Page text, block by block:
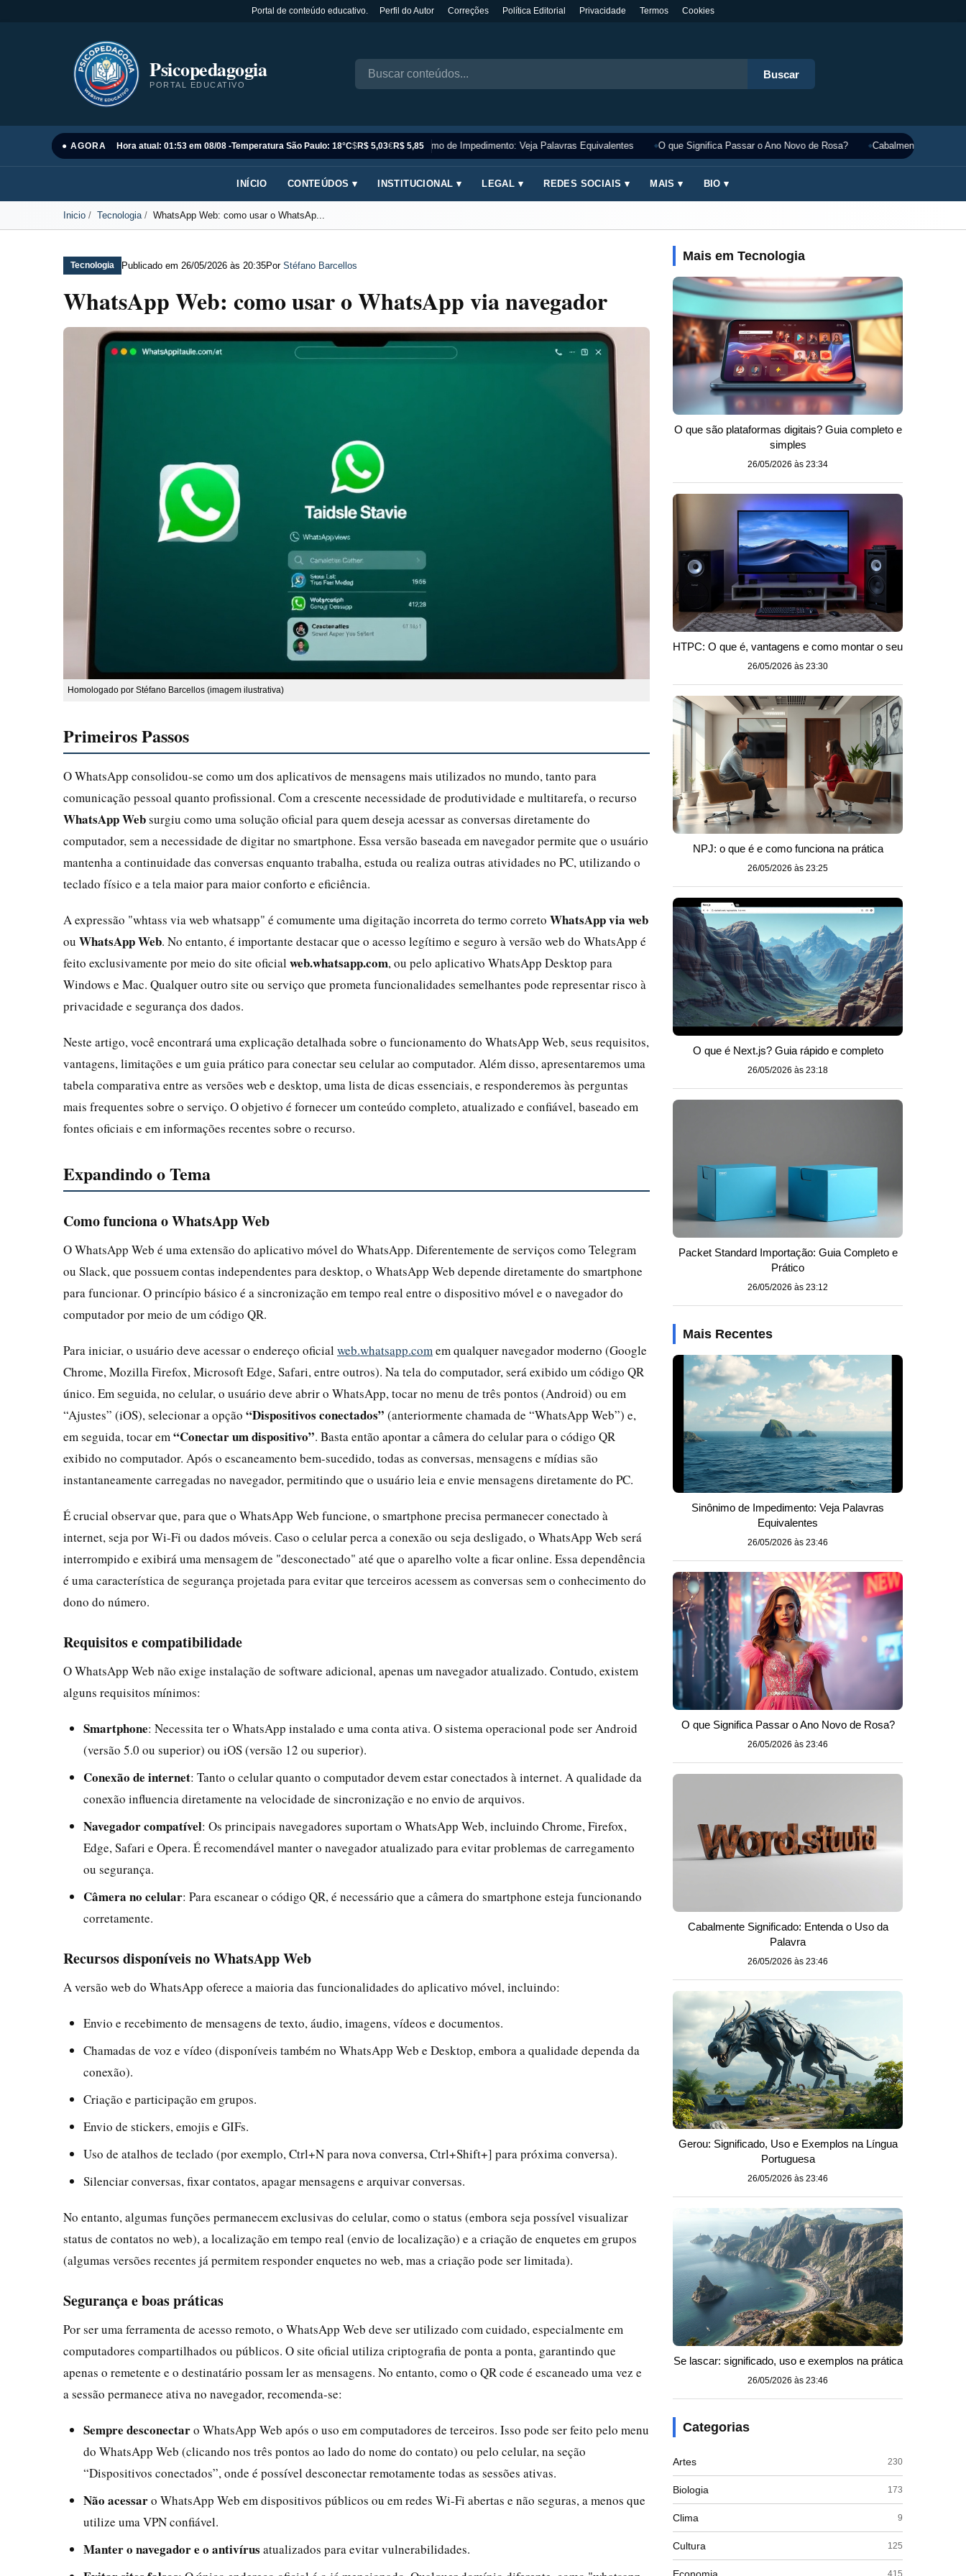
Portal de conteúdo educativo. Perfil do Autor Correções Política Editorial Privacidade Termos Cookies
Psicopedagogia
PORTAL EDUCATIVO
Buscar
● AGORA Hora atual: 01:53 em 08/08 -Temperatura São Paulo: 18°C$R$ 5,03€R$ 5,85
Sinônimo de Impedimento: Veja Palavras Equivalentes O que Significa Passar o Ano Novo de Rosa? Cabalmente
INÍCIO CONTEÚDOS ▾ INSTITUCIONAL ▾ LEGAL ▾ REDES SOCIAIS ▾ MAIS ▾ BIO ▾
Inicio Tecnologia WhatsApp Web: como usar o WhatsAp...
Tecnologia Publicado em 26/05/2026 às 20:35Por Stéfano Barcellos
WhatsApp Web: como usar o WhatsApp via navegador
Homologado por Stéfano Barcellos (imagem ilustrativa)
Primeiros Passos
O WhatsApp consolidou-se como um dos aplicativos de mensagens mais utilizados no mundo, tanto para
comunicação pessoal quanto profissional. Com a crescente necessidade de produtividade e multitarefa, o recurso
WhatsApp Websurgiu como uma solução oficial para quem deseja acessar as conversas diretamente do
computador, sem a necessidade de digitar no smartphone. Essa versão baseada em navegador permite que o usuário
mantenha a continuidade das conversas enquanto trabalha, estuda ou realiza outras atividades no PC, utilizando o
teclado físico e a tela maior para maior conforto e eficiência.
A expressão "whtass via web whatsapp" é comumente uma digitação incorreta do termo correto WhatsApp via web
ou WhatsApp Web. No entanto, é importante destacar que o acesso legítimo e seguro à versão web do WhatsApp é
feito exclusivamente por meio do site oficial web.whatsapp.com, ou pelo aplicativo WhatsApp Desktop para
Windows e Mac. Qualquer outro site ou serviço que prometa funcionalidades semelhantes pode representar risco à
privacidade e segurança dos dados.
Neste artigo, você encontrará uma explicação detalhada sobre o funcionamento do WhatsApp Web, seus requisitos,
vantagens, limitações e um guia prático para conectar seu celular ao computador. Além disso, apresentaremos uma
tabela comparativa entre as versões web e desktop, uma lista de dicas essenciais, e responderemos às perguntas
mais frequentes sobre o serviço. O objetivo é fornecer um conteúdo completo, atualizado e confiável, baseado em
fontes oficiais e em informações recentes sobre o recurso.
Expandindo o Tema
Como funciona o WhatsApp Web
O WhatsApp Web é uma extensão do aplicativo móvel do WhatsApp. Diferentemente de serviços como Telegram
ou Slack, que possuem contas independentes para desktop, o WhatsApp Web depende diretamente do smartphone
para funcionar. O princípio básico é a sincronização em tempo real entre o dispositivo móvel e o navegador do
computador por meio de um código QR.
Para iniciar, o usuário deve acessar o endereço oficial web.whatsapp.com em qualquer navegador moderno (Google
Chrome, Mozilla Firefox, Microsoft Edge, Safari, entre outros). Na tela do computador, será exibido um código QR
único. Em seguida, no celular, o usuário deve abrir o WhatsApp, tocar no menu de três pontos (Android) ou em
“Ajustes” (iOS), selecionar a opção “Dispositivos conectados” (anteriormente chamada de “WhatsApp Web”) e,
em seguida, tocar em “Conectar um dispositivo”. Basta então apontar a câmera do celular para o código QR
exibido no computador. Após o escaneamento bem-sucedido, todas as conversas, mensagens e mídias são
instantaneamente carregadas no navegador, permitindo que o usuário leia e envie mensagens diretamente do PC.
É crucial observar que, para que o WhatsApp Web funcione, o smartphone precisa permanecer conectado à
internet, seja por Wi-Fi ou dados móveis. Caso o celular perca a conexão ou seja desligado, o WhatsApp Web será
interrompido e exibirá uma mensagem de "desconectado" até que o aparelho volte a ficar online. Essa dependência
é uma característica de segurança projetada para evitar que terceiros acessem as conversas sem o conhecimento do
dono do número.
Requisitos e compatibilidade
O WhatsApp Web não exige instalação de software adicional, apenas um navegador atualizado. Contudo, existem
alguns requisitos mínimos:
Smartphone: Necessita ter o WhatsApp instalado e uma conta ativa. O sistema operacional pode ser Android
(versão 5.0 ou superior) ou iOS (versão 12 ou superior).
Conexão de internet: Tanto o celular quanto o computador devem estar conectados à internet. A qualidade da
conexão influencia diretamente na velocidade de sincronização e no envio de arquivos.
Navegador compatível: Os principais navegadores suportam o WhatsApp Web, incluindo Chrome, Firefox,
Edge, Safari e Opera. É recomendável manter o navegador atualizado para evitar problemas de carregamento
ou segurança.
Câmera no celular: Para escanear o código QR, é necessário que a câmera do smartphone esteja funcionando
corretamente.
Recursos disponíveis no WhatsApp Web
A versão web do WhatsApp oferece a maioria das funcionalidades do aplicativo móvel, incluindo:
Envio e recebimento de mensagens de texto, áudio, imagens, vídeos e documentos.
Chamadas de voz e vídeo (disponíveis também no WhatsApp Web e Desktop, embora a qualidade dependa da
conexão).
Criação e participação em grupos.
Envio de stickers, emojis e GIFs.
Uso de atalhos de teclado (por exemplo, Ctrl+N para nova conversa, Ctrl+Shift+] para próxima conversa).
Silenciar conversas, fixar contatos, apagar mensagens e arquivar conversas.
No entanto, algumas funções permanecem exclusivas do celular, como o status (embora seja possível visualizar
status de contatos no web), a localização em tempo real (envio de localização) e a criação de enquetes em grupos
(algumas versões recentes já permitem responder enquetes no web, mas a criação pode ser limitada).
Segurança e boas práticas
Por ser uma ferramenta de acesso remoto, o WhatsApp Web deve ser utilizado com cuidado, especialmente em
computadores compartilhados ou públicos. O site oficial utiliza criptografia de ponta a ponta, garantindo que
apenas o remetente e o destinatário possam ler as mensagens. No entanto, como o QR code é escaneado uma vez e
a sessão permanece ativa no navegador, recomenda-se:
Sempre desconectaro WhatsApp Web após o uso em computadores de terceiros. Isso pode ser feito pelo menu
do WhatsApp Web (clicando nos três pontos ao lado do nome do contato) ou pelo celular, na seção
“Dispositivos conectados”, onde é possível desconectar remotamente todas as sessões ativas.
Não acessaro WhatsApp Web em dispositivos públicos ou em redes Wi-Fi abertas e não seguras, a menos que
utilize uma VPN confiável.
Manter o navegador e o antivírus atualizados para evitar vulnerabilidades.
Mais em Tecnologia
O que são plataformas digitais? Guia completo e
simples
26/05/2026 às 23:34
HTPC: O que é, vantagens e como montar o seu
26/05/2026 às 23:30
NPJ: o que é e como funciona na prática
26/05/2026 às 23:25
O que é Next.js? Guia rápido e completo
26/05/2026 às 23:18
Packet Standard Importação: Guia Completo e
Prático
26/05/2026 às 23:12
Mais Recentes
Sinônimo de Impedimento: Veja Palavras
Equivalentes
26/05/2026 às 23:46
O que Significa Passar o Ano Novo de Rosa?
26/05/2026 às 23:46
Cabalmente Significado: Entenda o Uso da
Palavra
26/05/2026 às 23:46
Gerou: Significado, Uso e Exemplos na Língua
Portuguesa
26/05/2026 às 23:46
Se lascar: significado, uso e exemplos na prática
26/05/2026 às 23:46
Categorias
Artes 230
Biologia 173
Clima 9
Cultura 125
415